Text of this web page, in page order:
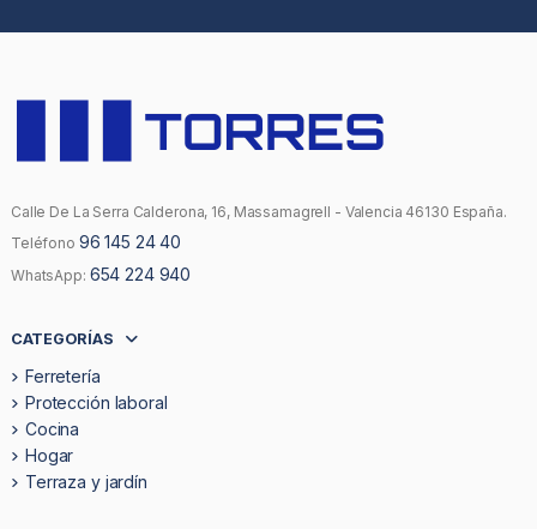
Calle De La Serra Calderona, 16, Massamagrell - Valencia 46130 España.
Teléfono 96 145 24 40
WhatsApp: 654 224 940
CATEGORÍAS
Ferretería
Protección laboral
Cocina
Hogar
Terraza y jardín